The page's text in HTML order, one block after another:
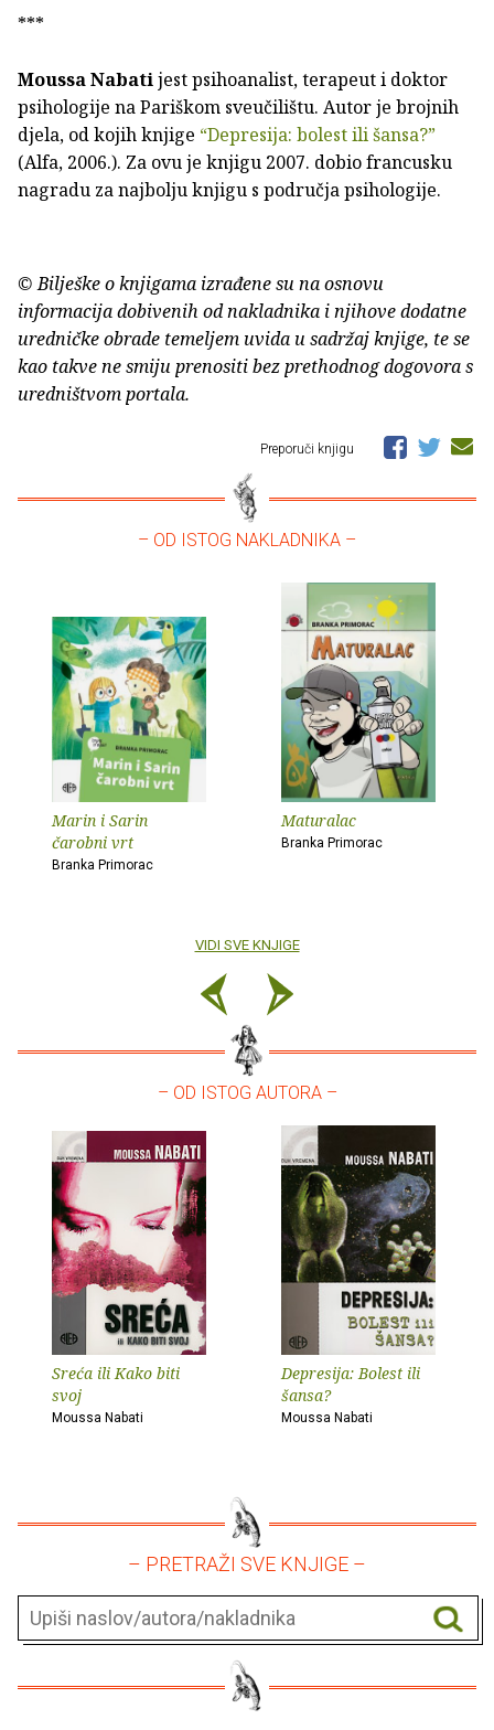
***
Moussa Nabatijest psihoanalist, terapeut i doktor
psihologije na Pariškom sveučilištu. Autor je brojnih
djela, od kojih knjige “Depresija: bolest ili šansa?”
(Alfa, 2006.). Za ovu je knjigu 2007. dobio francusku
nagradu za najbolju knjigu s područja psihologije.
© Bilješke o knjigama izrađene su na osnovu
informacija dobivenih od nakladnika i njihove dodatne
uredničke obrade temeljem uvida u sadržaj knjige, te se
kao takve ne smiju prenositi bez prethodnog dogovora s
uredništvom portala.
Preporuči knjigu
– OD ISTOG NAKLADNIKA –
Marin i Sarin
čarobni vrt
Branka Primorac
Maturalac
Branka Primorac
VIDI SVE KNJIGE
– OD ISTOG AUTORA –
Sreća ili Kako biti
svoj
Moussa Nabati
Depresija: Bolest ili
šansa?
Moussa Nabati
– PRETRAŽI SVE KNJIGE –